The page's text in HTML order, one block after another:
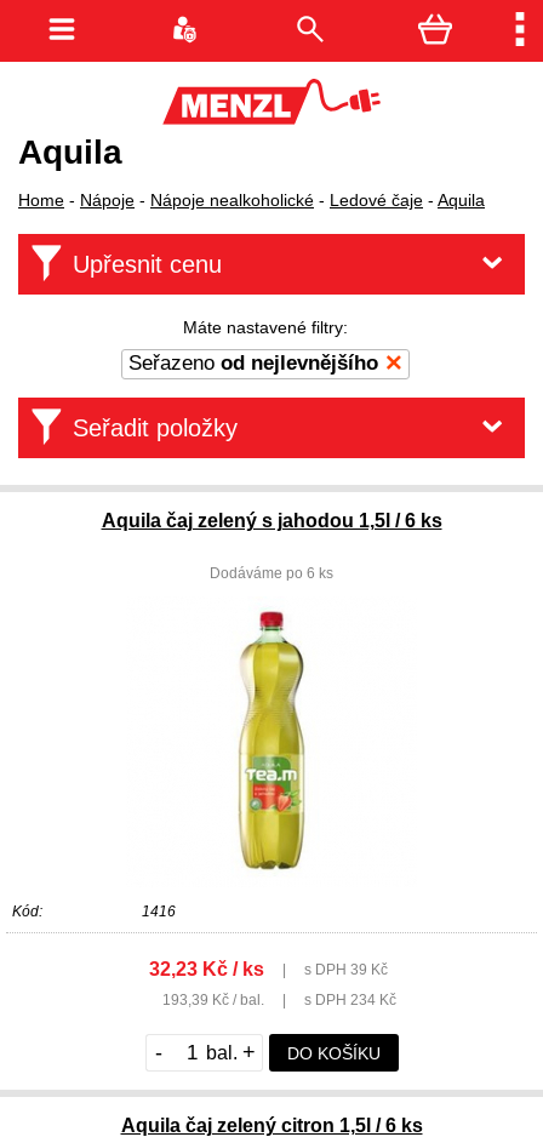
Aquila
Home - Nápoje - Nápoje nealkoholické - Ledové čaje - Aquila
Upřesnit cenu
Máte nastavené filtry:
Seřazeno od nejlevnějšího
Seřadit položky
Aquila čaj zelený s jahodou 1,5l / 6 ks
Dodáváme po 6 ks
Kód: 1416
32,23 Kč / ks
s DPH 39 Kč
193,39 Kč / bal.
s DPH 234 Kč
- + DO KOŠÍKU
Aquila čaj zelený citron 1,5l / 6 ks